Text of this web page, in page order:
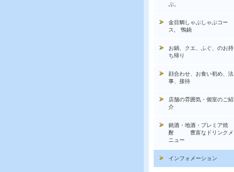
ぶ。
金目鯛しゃぶしゃぶコー
ス, 鴨鍋
お鍋、クエ、ふぐ、のお持
ち帰り
顔合わせ、お食い初め、法
事、接待
店舗の雰囲気・個室のご紹
介
銘酒・地酒・プレミア焼
酎 豊富なドリンクメ
ニュー
インフォメーション